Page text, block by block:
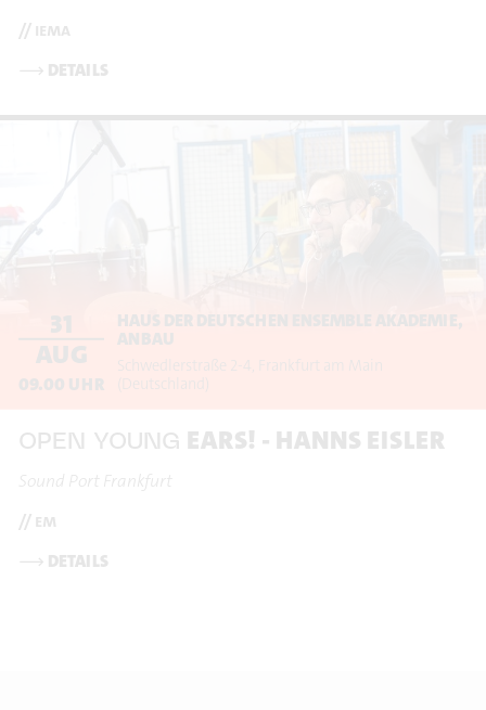
// iema
⟶ DETAILS
31
AUG
09.00 UHR
HAUS DER DEUTSCHEN ENSEMBLE AKADEMIE,
ANBAU
Schwedlerstraße 2-4
Frankfurt am Main
(Deutschland)
OPEN YOUNG EARS! - HANNS EISLER
Sound Port Frankfurt
// em
⟶ DETAILS